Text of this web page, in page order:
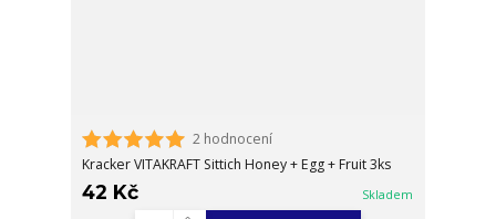
2 hodnocení
Kracker VITAKRAFT Sittich Honey + Egg + Fruit 3ks
42 Kč Skladem